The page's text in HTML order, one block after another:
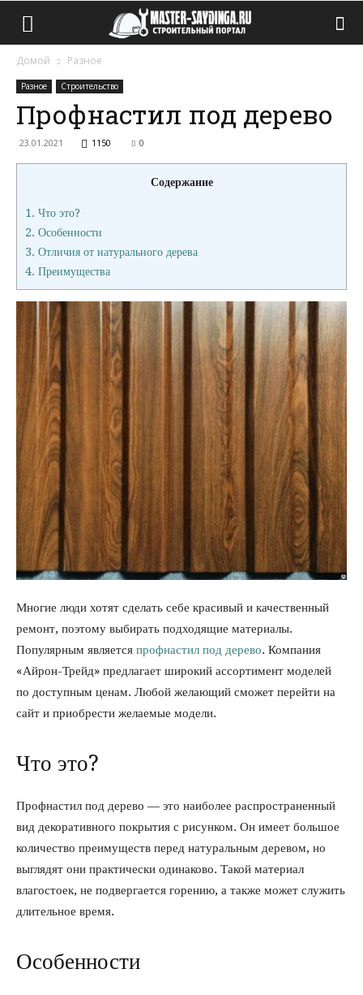
Домой Разное
Разное Строительство
Профнастил под дерево
23.01.2021 1150 0
Содержание
1. Что это?
2. Особенности
3. Отличия от натурального дерева
4. Преимущества
Многие люди хотят сделать себе красивый и качественный
ремонт, поэтому выбирать подходящие материалы.
Популярным является профнастил под дерево. Компания
«Айрон-Трейд» предлагает широкий ассортимент моделей
по доступным ценам. Любой желающий сможет перейти на
сайт и приобрести желаемые модели.
Что это?
Профнастил под дерево — это наиболее распространенный
вид декоративного покрытия с рисунком. Он имеет большое
количество преимуществ перед натуральным деревом, но
выглядят они практически одинаково. Такой материал
влагостоек, не подвергается горению, а также может служить
длительное время.
Особенности